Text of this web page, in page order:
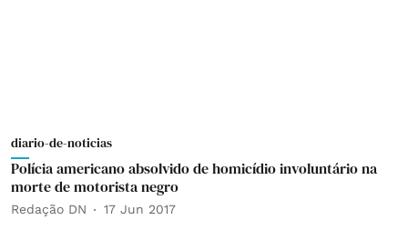
diario-de-noticias
Polícia americano absolvido de homicídio involuntário na
morte de motorista negro
Redação DN 17 Jun 2017